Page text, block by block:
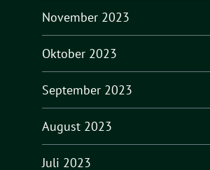
November 2023
Oktober 2023
September 2023
August 2023
Juli 2023